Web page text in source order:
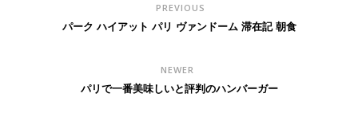
PREVIOUS
パーク ハイアット パリ ヴァンドーム 滞在記 朝食
NEWER
パリで一番美味しいと評判のハンバーガー